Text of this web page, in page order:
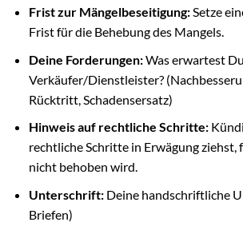
Frist zur Mängelbeseitigung:Setze
Frist für die Behebung des Mangels.
Deine Forderungen:Was erwartest
Verkäufer/Dienstleister?
Rücktritt, Schadensersatz)
Hinweis auf rechtliche Schritte:
rechtliche Schritte in Erwägung ziehst,
nicht behoben wird.
Unterschrift:Deine handschriftliche
Briefen)